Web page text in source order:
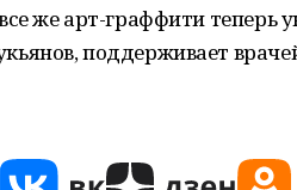
же арт-граффити теперь
поддерживает